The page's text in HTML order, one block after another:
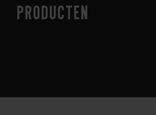
producten